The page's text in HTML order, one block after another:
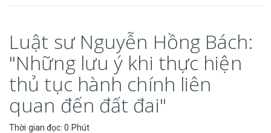
Luật sư Nguyễn Hồng Bách:
"Những lưu ý khi thực hiện
thủ tục hành chính liên
quan đến đất đai"
Thời gian đọc: 0 Phút